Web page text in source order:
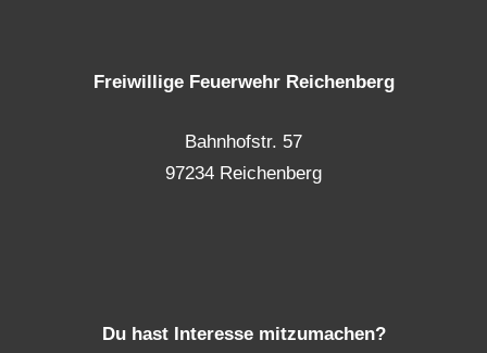
Freiwillige Feuerwehr Reichenberg
Bahnhofstr. 57
97234 Reichenberg
Du hast Interesse mitzumachen?